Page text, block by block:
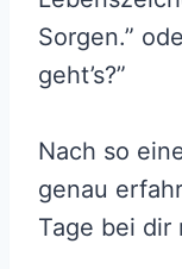
Sorgen.”
geht’s?”
Nach so
genau
Tage bei dir